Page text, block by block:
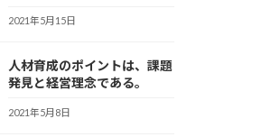
2021年5月15日
人材育成のポイントは、課題
発見と経営理念である。
2021年5月8日